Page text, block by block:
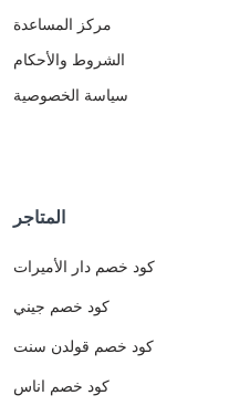
مركز المساعدة
الشروط والأحكام
سياسة الخصوصية
المتاجر
كود خصم دار الأميرات
كود خصم جيني
كود خصم قولدن سنت
كود خصم اناس